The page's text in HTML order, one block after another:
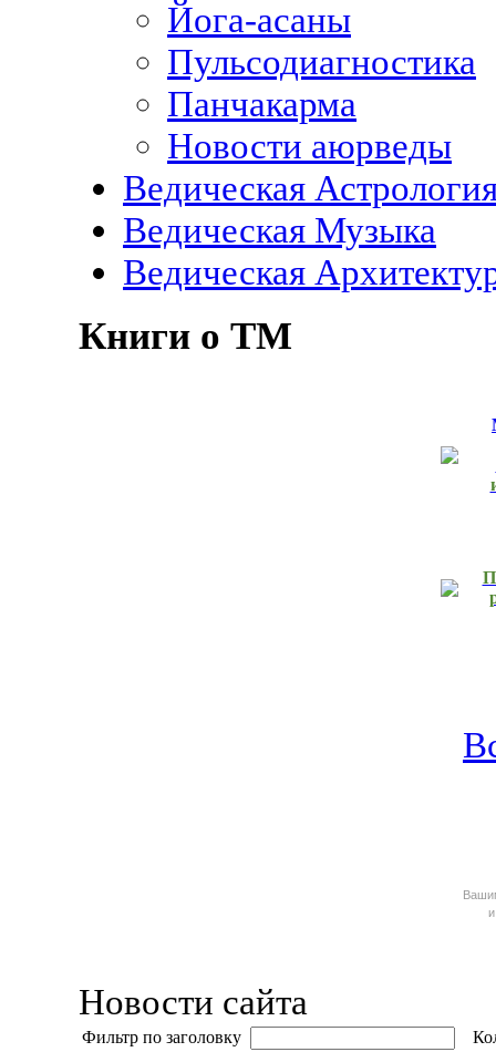
Йога-асаны
Пульсодиагностика
Панчакарма
Новости аюрведы
Ведическая
Ведическая Музыка
Ведическая
Книги о ТМ
Новости сайта
Фильтр по заголовку